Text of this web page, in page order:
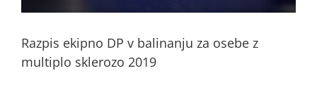
Razpis ekipno DP v balinanju za osebe z
multiplo sklerozo 2019